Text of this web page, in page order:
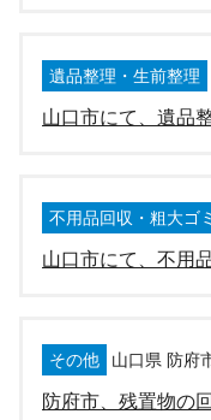
遺品整理・生前整理
山口市にて、遺品
不用品回収・粗大ゴ
山口市にて、不用
その他 山口県 防府
防府市、残置物の回